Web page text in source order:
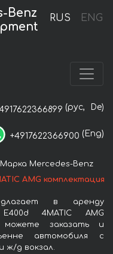
RUS ENG
Benz
(рус, De)
+4917622366900 (Eng)
Марка Mercedes-Benz
AMG комплектация
в аренду
4MATIC AMG
заказать и
автомобиля с
ж/д вокзал.